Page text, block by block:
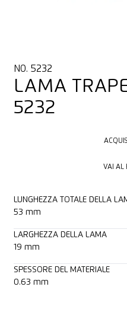
NO. 5232
LAMA
5232
VAI AL
LUNGHEZZA TOTALE DELLA
53 mm
LARGHEZZA DELLA LAMA
19 mm
SPESSORE DEL MATERIALE
0.63 mm